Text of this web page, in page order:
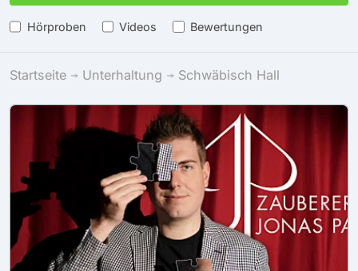
Hörproben Videos Bewertungen
Startseite Unterhaltung Schwäbisch Hall